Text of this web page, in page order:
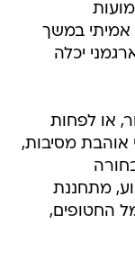
אמיתי במשך
יכלה
או לפחות
אוהבת מסיבות,
מתחננת
החטופים,